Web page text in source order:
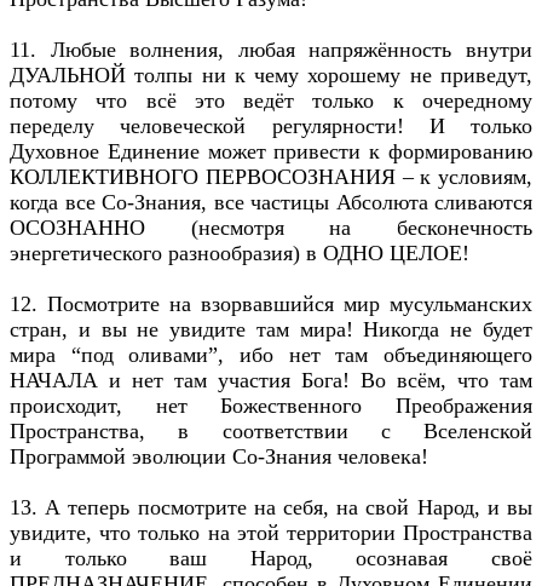
11. Любые волнения, любая напряжённость внутри
ДУАЛЬНОЙ толпы ни к чему хорошему не приведут,
потому что всё это ведёт только к очередному
переделу человеческой регулярности! И только
Духовное Единение может привести к формированию
КОЛЛЕКТИВНОГО ПЕРВОСОЗНАНИЯ – к условиям,
когда все Со-Знания, все частицы Абсолюта сливаются
ОСОЗНАННО (несмотря на бесконечность
энергетического разнообразия) в ОДНО ЦЕЛОЕ!
12. Посмотрите на взорвавшийся мир мусульманских
стран, и вы не увидите там мира! Никогда не будет
мира “под оливами”, ибо нет там объединяющего
НАЧАЛА и нет там участия Бога! Во всём, что там
происходит, нет Божественного Преображения
Пространства, в соответствии с Вселенской
Программой эволюции Со-Знания человека!
13. А теперь посмотрите на себя, на свой Народ, и вы
увидите, что только на этой территории Пространства
и только ваш Народ, осознавая своё